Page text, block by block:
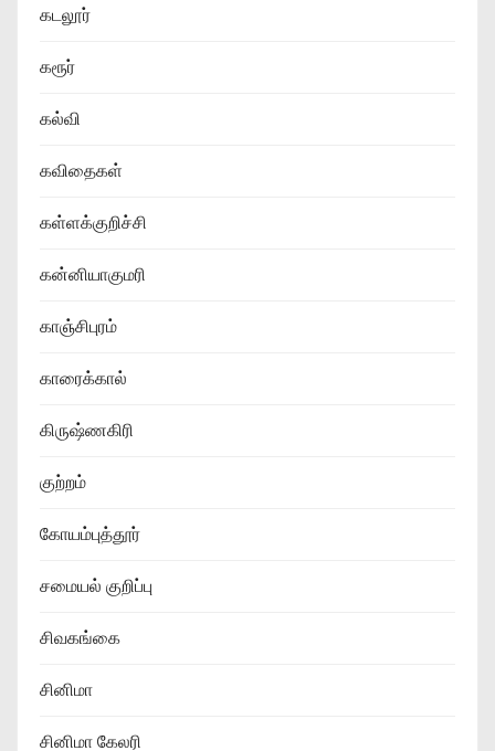
கடலூர்
கரூர்
கல்வி
கவிதைகள்
கள்ளக்குறிச்சி
கன்னியாகுமரி
காஞ்சிபுரம்
காரைக்கால்
கிருஷ்ணகிரி
குற்றம்
கோயம்புத்தூர்
சமையல் குறிப்பு
சிவகங்கை
சினிமா
சினிமா கேலரி